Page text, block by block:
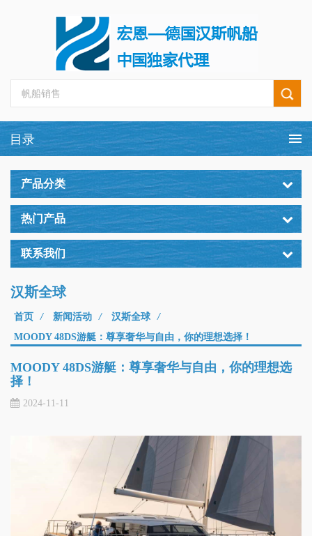
产品分类
热门产品
联系我们
汉斯全球
首页 / 新闻活动 / 汉斯全球 /
MOODY 48DS游艇：尊享奢华与自由，你的理想选择！
MOODY 48DS游艇：尊享奢华与自由，你的理想选
择！
2024-11-11